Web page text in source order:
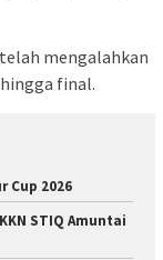
mengalahkan
final.
Cup 2026
STIQ Amuntai